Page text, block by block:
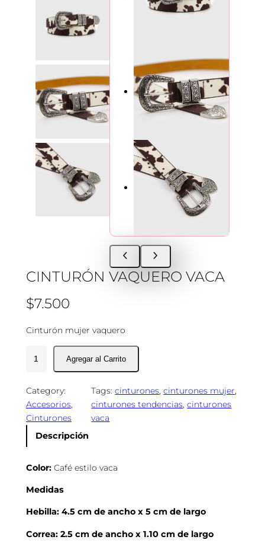
CINTURÓN VAQUERO VACA
$7.500
Cinturón mujer vaquero
t
u
r
n
a
q
e
r
Category:
Accesorios
Cinturones
Tags:cinturones, cinturones mujer
cinturones tendencias, cinturones
vaca
Descripción
Color:Café estilo vaca
Medidas
Hebilla: 4.5 cm de ancho x 5 cm de largo
Correa: 2.5 cm de ancho x 1.10 cm de largo